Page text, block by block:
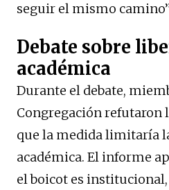
seguir el mismo
Debate sobre
académica
Durante el debate,
Congregación refutaron
que la medida limitaría
académica. El informe
el boicot es